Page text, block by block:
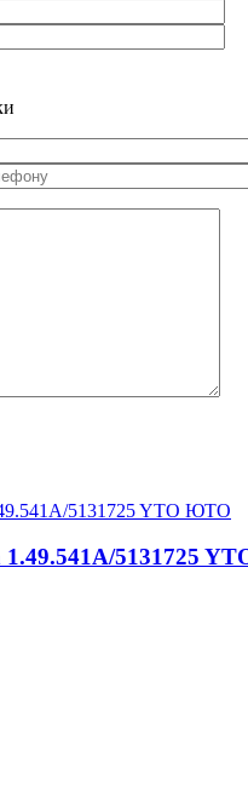
1.49.541A/5131725